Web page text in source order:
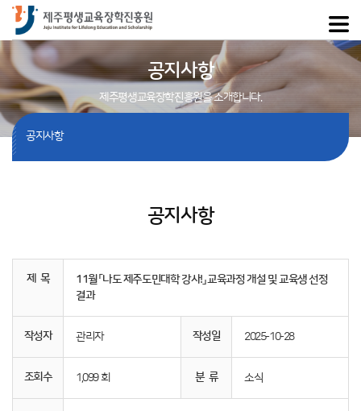
공지사항
제주평생교육장학진흥원을 소개합니다.
공지사항
공지사항
제 목
11월 「나도 제주도민대학 강사!」 교육과정 개설 및 교육생 선정
결과
작성자 관리자 작성일 2025-10-28
조회수 1,099 회 분 류 소식